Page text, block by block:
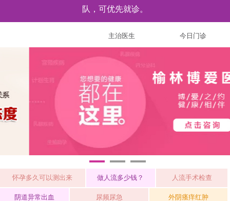
队，可优先就诊。
主治医生 今日门诊
怀孕多久可以测出来
做人流多少钱？ 人流手术检查
阴道异常出血 尿频尿急 外阴瘙痒红肿